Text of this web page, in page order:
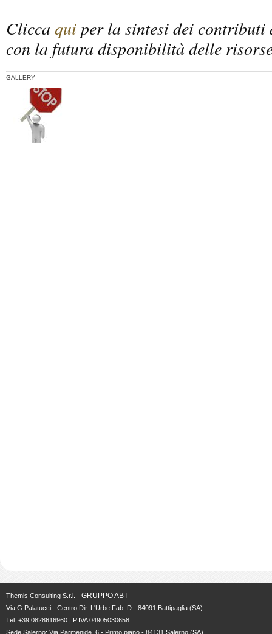
Clicca quiper la sintesi dei contributi
con la futura disponibilità delle
GALLERY
Themis Consulting S.r.l. - GRUPPO ABT
Via G.Palatucci - Centro Dir. L'Urbe Fab. D - 84091 Battipaglia (SA)
Tel. +39 0828616960 | P.IVA 04905030658
Sede Salerno: Via Parmenide, 6 - Primo piano - 84131 Salerno (SA)